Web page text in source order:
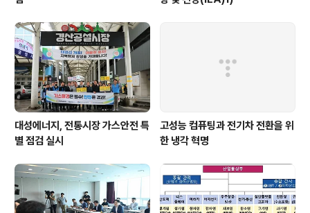
대성에너지, 전통시장 가스안전 특
별 점검 실시
고성능 컴퓨팅과 전기차 전환을 위
한 냉각 혁명